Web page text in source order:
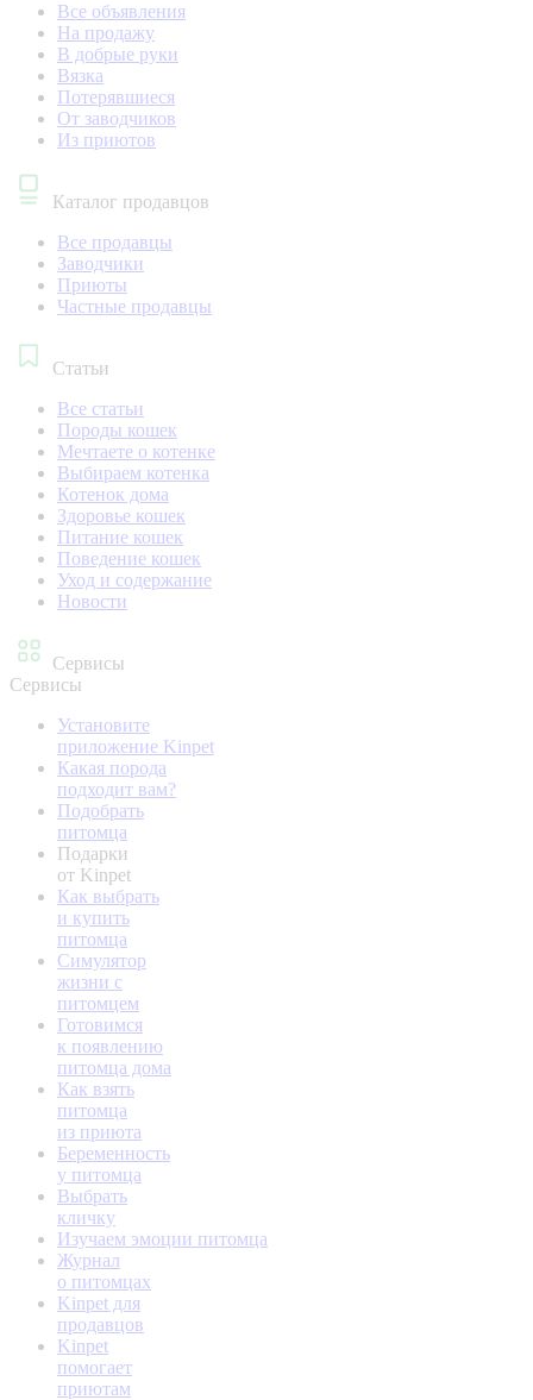
Все объявления
На продажу
В добрые руки
Вязка
Потерявшиеся
От заводчиков
Из приютов
Каталог продавцов
Все продавцы
Заводчики
Приюты
Частные продавцы
Статьи
Все статьи
Породы кошек
Мечтаете о котенке
Выбираем котенка
Котенок дома
Здоровье кошек
Питание кошек
Поведение кошек
Уход и содержание
Новости
Сервисы
Сервисы
Установите
приложение Kinpet
Какая порода
подходит вам?
Подобрать
питомца
Подарки
от Kinpet
Как выбрать
и купить
питомца
Симулятор
жизни с
питомцем
Готовимся
к появлению
питомца дома
Как взять
питомца
из приюта
Беременность
у питомца
Выбрать
кличку
Изучаем эмоции питомца
Журнал
о питомцах
Kinpet для
продавцов
Kinpet
помогает
приютам